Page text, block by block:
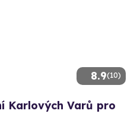
8.9(10)
Karlových Varů pro